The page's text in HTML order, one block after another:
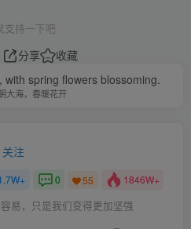
支持一下吧
分享
收藏
spring flowers blossoming.
大海，春暖花开
关注
0 55 1846W+
易，只是我们变得更加坚强